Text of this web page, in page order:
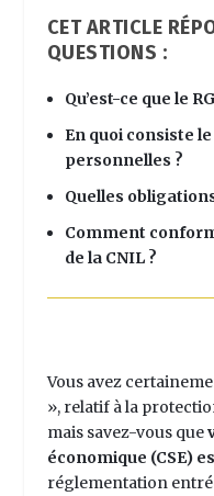
CET ARTICLE
QUESTIONS :
Qu’est-ce que le
En quoi consiste
personnelles ?
Quelles
Comment
de la CNIL ?
Vous avez
», relatif à la
mais savez-vous que
économique (CSE)
réglementation